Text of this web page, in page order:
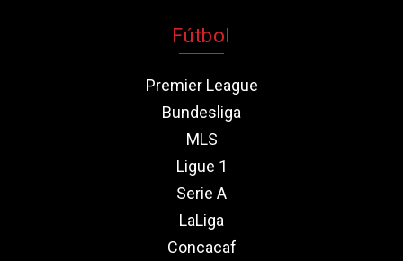
Fútbol
Premier League
Bundesliga
MLS
Ligue 1
Serie A
LaLiga
Concacaf